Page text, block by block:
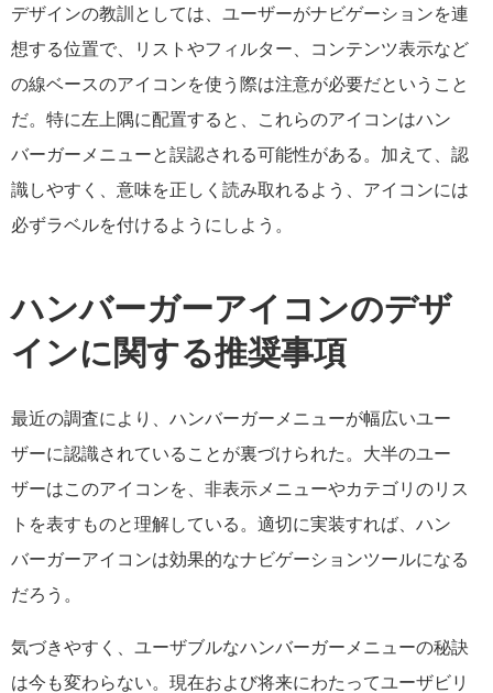
デザインの教訓としては、ユーザーがナビゲーションを連
想する位置で、リストやフィルター、コンテンツ表示など
の線ベースのアイコンを使う際は注意が必要だということ
だ。特に左上隅に配置すると、これらのアイコンはハン
バーガーメニューと誤認される可能性がある。加えて、認
識しやすく、意味を正しく読み取れるよう、アイコンには
必ずラベルを付けるようにしよう。
ハンバーガーアイコンのデザ
インに関する推奨事項
最近の調査により、ハンバーガーメニューが幅広いユー
ザーに認識されていることが裏づけられた。大半のユー
ザーはこのアイコンを、非表示メニューやカテゴリのリス
トを表すものと理解している。適切に実装すれば、ハン
バーガーアイコンは効果的なナビゲーションツールになる
だろう。
気づきやすく、ユーザブルなハンバーガーメニューの秘訣
は今も変わらない。現在および将来にわたってユーザビリ